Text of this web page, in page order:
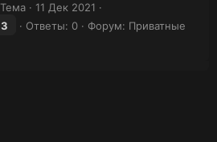
Тема
11 Дек 2021
3 Ответы: 0 Форум: Приватные